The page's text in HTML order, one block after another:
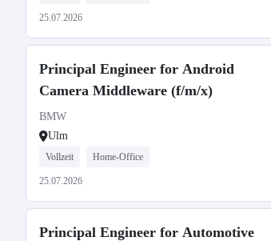
25.07.2026
Principal Engineer for Android
Camera Middleware (f/m/x)
BMW
Ulm
Vollzeit Home-Office
25.07.2026
Principal Engineer for Automotive